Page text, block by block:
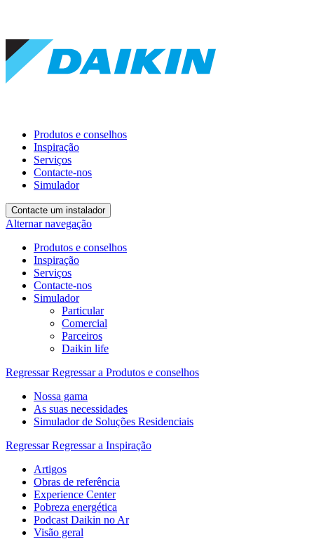
Produtos e conselhos
Inspiração
Serviços
Contacte-nos
Simulador
Contacte um instalador
Alternar navegação
Produtos e conselhos
Inspiração
Serviços
Contacte-nos
Simulador
Particular
Comercial
Parceiros
Daikin life
Regressar Regressar a Produtos e conselhos
Nossa gama
As suas necessidades
Simulador de Soluções Residenciais
Regressar Regressar a Inspiração
Artigos
Obras de referência
Experience Center
Pobreza energética
Podcast Daikin no Ar
Visão geral